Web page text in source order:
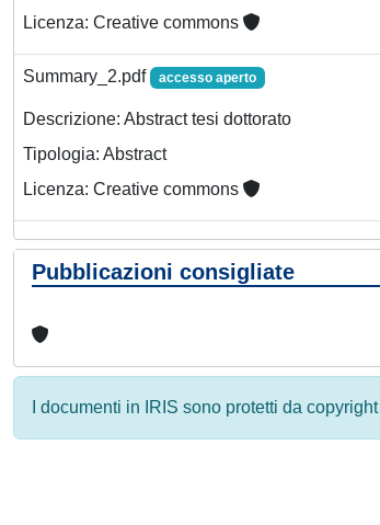
Licenza: Creative commons
Summary_2.pdf accesso aperto
Descrizione: Abstract tesi dottorato
Tipologia: Abstract
Licenza: Creative commons
Pubblicazioni consigliate
I documenti in IRIS sono protetti da